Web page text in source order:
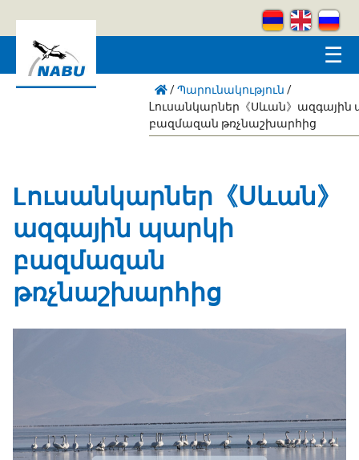
☰
/Պարունակություն /
Lուսանկարներ《Սևան》ազգային
բազմազան թռչնաշխարհից
Lուսանկարներ《Սևան》
ազգային պարկի
բազմազան
թռչնաշխարհից